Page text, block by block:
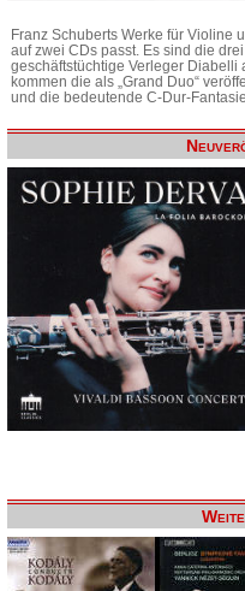
Franz Schuberts Werke für Violine
auf zwei CDs passt. Es sind die
geschäftstüchtige Verleger Diabelli
kommen die als „Grand Duo“
und die bedeutende C-Dur-